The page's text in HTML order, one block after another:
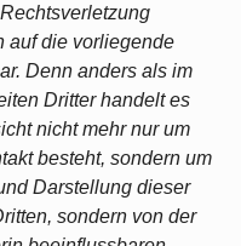
auf die vorliegende
Denn anders als im
Dritter handelt es
nicht mehr nur um
besteht, sondern um
Darstellung dieser
sondern von der